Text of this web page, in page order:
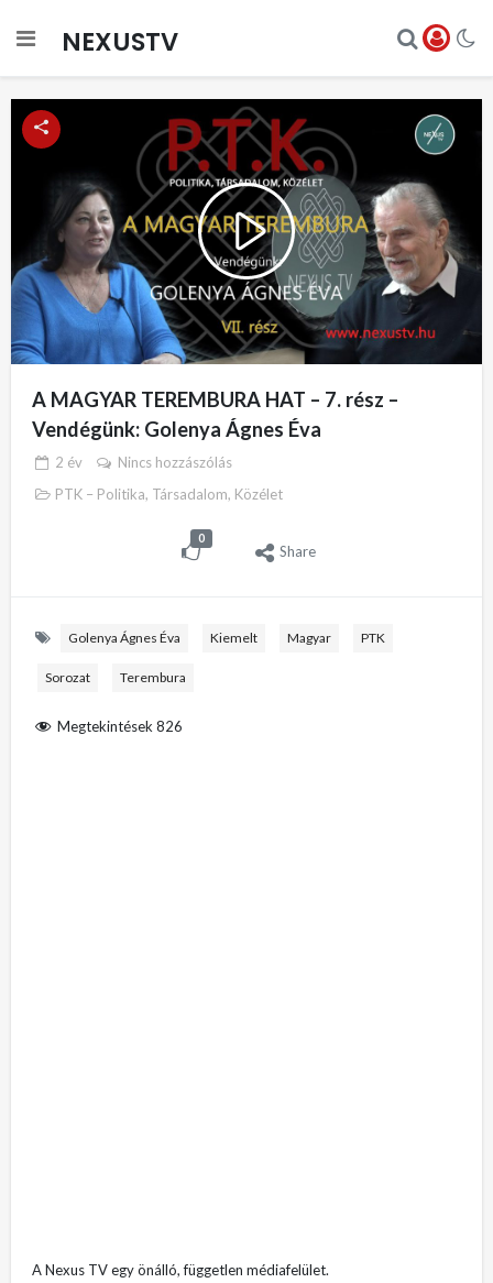
NEXUSTV
Play
Video
A MAGYAR TEREMBURA HAT – 7. rész –
Vendégünk: Golenya Ágnes Éva
2 év
Nincs hozzászólás
PTK – Politika, Társadalom, Közélet
0
Share
Golenya Ágnes Éva Kiemelt Magyar PTK
Sorozat Terembura
Megtekintések 826
A Nexus TV egy önálló, független médiafelület.